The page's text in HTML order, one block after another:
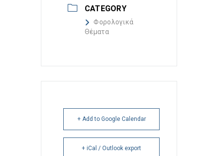
CATEGORY
Φορολογικά
Θέματα
+ Add to Google Calendar
+ iCal / Outlook export